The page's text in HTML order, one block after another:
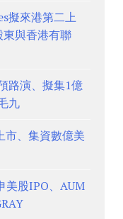
擬來港第二上
與香港有聯
路演、擬集1億
九
市、集資數億美
美股IPO、AUM